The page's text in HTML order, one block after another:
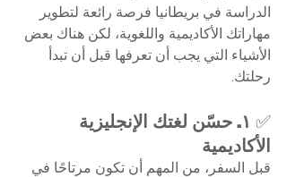
الدراسة في بريطانيا فرصة رائعة لتطوير
مهاراتك الأكاديمية واللغوية، لكن هناك بعض
الأشياء التي يجب أن تعرفها قبل أن تبدأ
رحلتك.
✅ ١. حسّن لغتك الإنجليزية
الأكاديمية
قبل السفر، من المهم أن تكون مرتاحًا في